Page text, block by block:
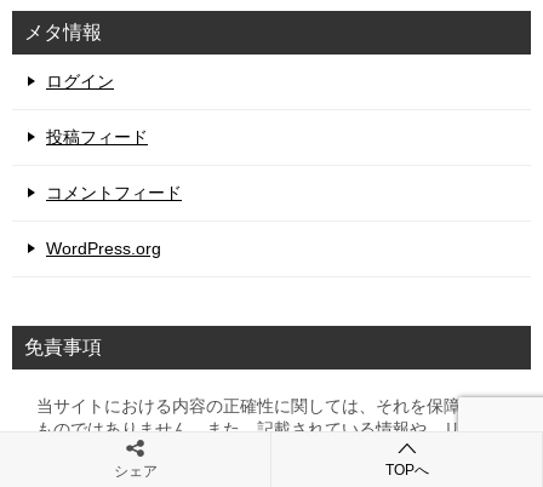
メタ情報
ログイン
投稿フィード
コメントフィード
WordPress.org
免責事項
当サイトにおける内容の正確性に関しては、それを保障する
ものではありません。また、記載されている情報や、リンク
先に記載されている情報をあなたが利用することに関するい
かなる責任も負うことができません。
シェア TOPへ